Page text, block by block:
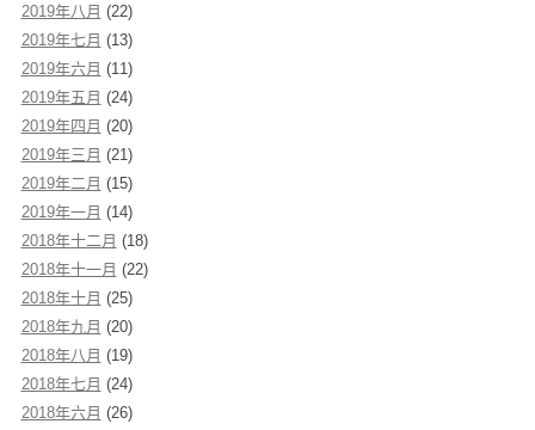
2019年八月 (22)
2019年七月 (13)
2019年六月 (11)
2019年五月 (24)
2019年四月 (20)
2019年三月 (21)
2019年二月 (15)
2019年一月 (14)
2018年十二月 (18)
2018年十一月 (22)
2018年十月 (25)
2018年九月 (20)
2018年八月 (19)
2018年七月 (24)
2018年六月 (26)